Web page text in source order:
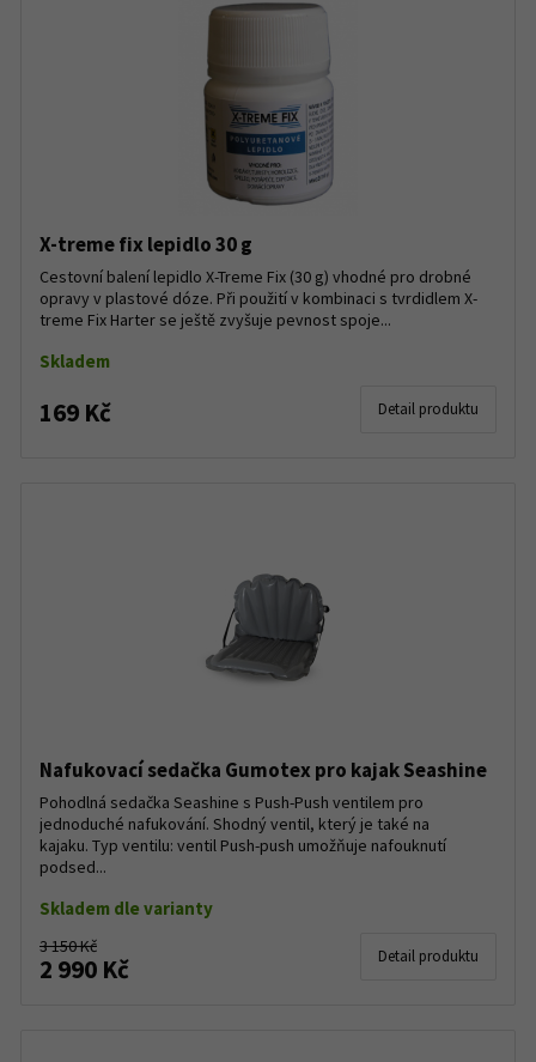
X-treme fix lepidlo 30 g
Cestovní balení lepidlo X-Treme Fix (30 g) vhodné pro drobné
opravy v plastové dóze. Při použití v kombinaci s tvrdidlem X-
treme Fix Harter se ještě zvyšuje pevnost spoje...
Skladem
169 Kč Detail produktu
Nafukovací sedačka Gumotex pro kajak Seashine
Pohodlná sedačka Seashine s Push-Push ventilem pro
jednoduché nafukování. Shodný ventil, který je také na
kajaku. Typ ventilu: ventil Push-push umožňuje nafouknutí
podsed...
Skladem dle varianty
3 150 Kč
2 990 Kč Detail produktu